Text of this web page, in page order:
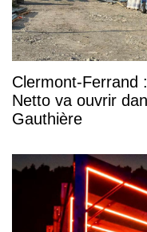
Clermont-Ferrand
Netto va ouvrir
Gauthière